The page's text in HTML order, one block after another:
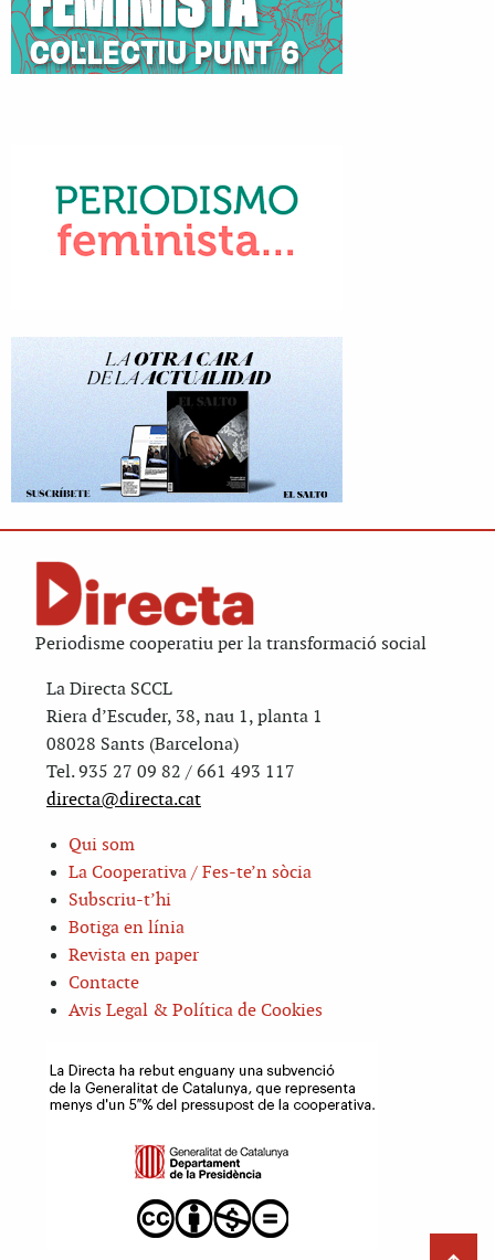
Periodisme cooperatiu per la transformació social
La Directa SCCL
Riera d’Escuder, 38, nau 1, planta 1
08028 Sants (Barcelona)
Tel. 935 27 09 82 / 661 493 117
directa@directa.cat
Qui som
La Cooperativa / Fes-te’n sòcia
Subscriu-t’hi
Botiga en línia
Revista en paper
Contacte
Avis Legal & Política de Cookies